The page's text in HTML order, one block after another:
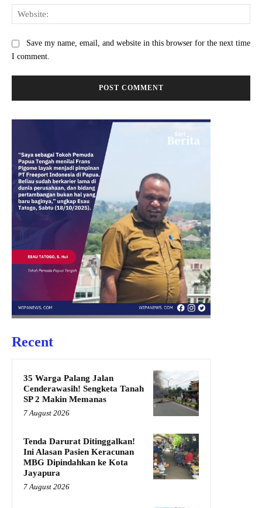
Save my name, email, and website in this browser for the next time
I comment.
Recent
35 Warga Palang Jalan
Cenderawasih! Sengketa Tanah
SP 2 Makin Memanas
7 August 2026
Tenda Darurat Ditinggalkan!
Ini Alasan Pasien Keracunan
MBG Dipindahkan ke Kota
Jayapura
7 August 2026